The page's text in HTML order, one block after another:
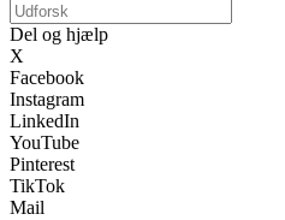
Del og hjælp
X
Facebook
Instagram
LinkedIn
YouTube
Pinterest
TikTok
Mail